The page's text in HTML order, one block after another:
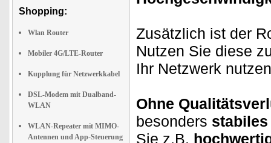
Shopping:
Wlan Router
Mobiler 4G/LTE-Router
Kupplung für Netzwerkkabel
DSL-Modem mit Dualband-
WLAN
WLAN-Repeater mit MIMO-
Antennen und App-Steuerung
Zusätzlich ist der
Nutzen Sie diese
Ihr Netzwerk
Ohne
besonders
Sie z.B.